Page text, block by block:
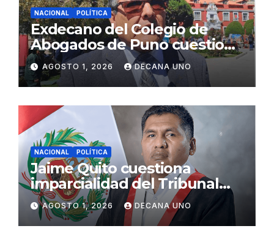
NACIONAL POLÍTICA
Exdecano del Colegio de
Abogados de Puno cuestiona
propuestas sobre seguridad
ciudadana
AGOSTO 1, 2026 DECANA UNO
NACIONAL POLÍTICA
Jaime Quito cuestiona
imparcialidad del Tribunal
Constitucional tras liberación
de Ollanta Humala
AGOSTO 1, 2026 DECANA UNO